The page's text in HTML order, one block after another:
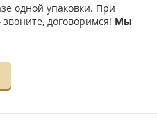
одной упаковки. При
звоните, договоримся! Мы